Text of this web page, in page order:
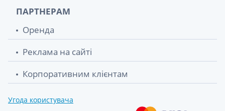
ПАРТНЕРАМ
Оренда
Реклама на сайті
Корпоративним клієнтам
Угода користувача